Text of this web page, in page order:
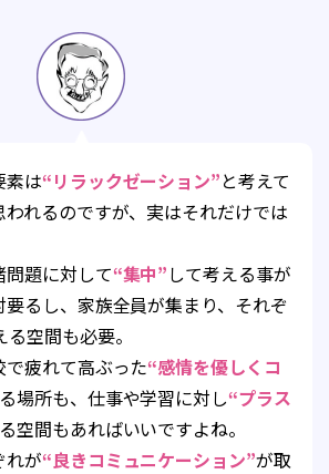
素は“リラックゼーション”と考えて
われるのですが、実はそれだけでは
題に対して“集中”して考える事が
るし、家族全員が集まり、それぞ
る空間も必要。
で疲れて高ぶった“感情を優しくコ
場所も、仕事や学習に対し“プラス
空間もあればいいですよね。
れが“良きコミュニケーション”が取